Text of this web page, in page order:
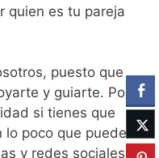
quien es tu pareja
puesto que
y guiarte. Por
si tienes que
poco que puedes
y redes sociales.